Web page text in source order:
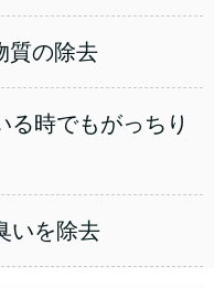
質の除去
る時でもがっちり
いを除去